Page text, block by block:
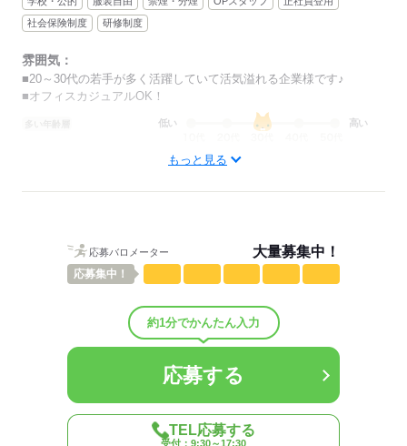
■年末年始休暇 など…
大型連休もしっかりお休み頂けます♪
応募する
社会保険制度
研修制度
雰囲気：
■20～30代の若手が多く活躍していて活気溢れる企業様です♪
■オフィスカジュアルOK！
低い 高い
男性
職場の様子 しずか
配属先部署：
（男5：女5）
平均年齢
その他
もっと見る
応募バロメーター 大量募集中！
応募集中！
約1分でかんたん入力
応募する
TEL応募する
受付：9:30～17:30